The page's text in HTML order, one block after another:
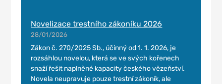
Novelizace trestního zákoníku 2026
28/01/2026
Zákon č. 270/2025 Sb., účinný od 1. 1. 2026, je
rozsáhlou novelou, která se ve svých kořenech
snaží řešit naplněné kapacity českého vězeňství.
Novela neupravuje pouze trestní zákoník, ale